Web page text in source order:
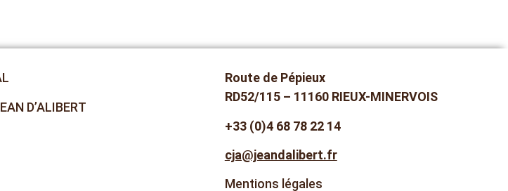
D’ALIBERT
Route de Pépieux
RD52/115 – 11160 RIEUX-MINERVOIS
+33 (0)4 68 78 22 14
cja@jeandalibert.fr
Mentions légales